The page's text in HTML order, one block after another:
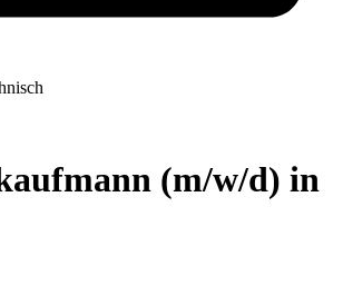
(m/w/d) in